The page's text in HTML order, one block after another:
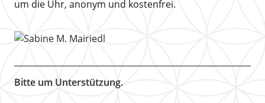
um die Uhr, anonym und kostenfrei.
Bitte um Unterstützung.